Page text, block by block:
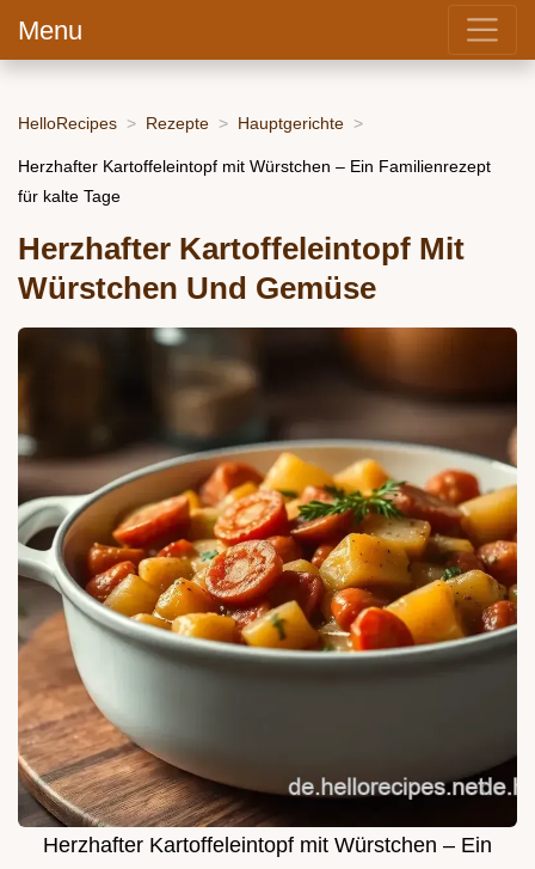
Menu
HelloRecipes Rezepte Hauptgerichte
Herzhafter Kartoffeleintopf mit Würstchen – Ein Familienrezept
für kalte Tage
Herzhafter Kartoffeleintopf Mit
Würstchen Und Gemüse
Herzhafter Kartoffeleintopf mit Würstchen – Ein